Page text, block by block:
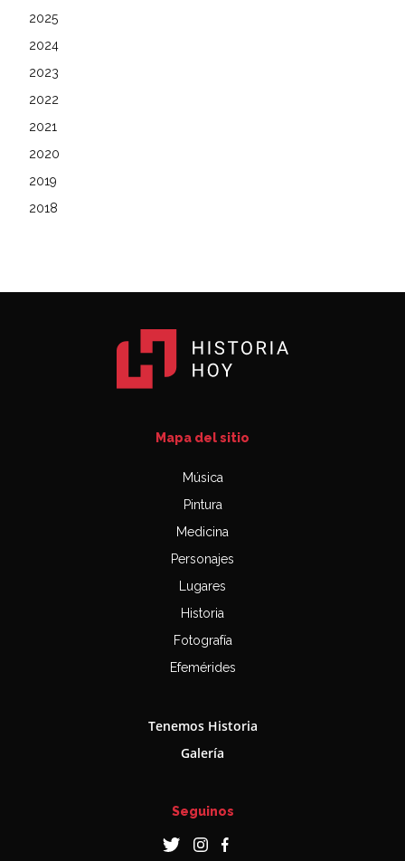
2025
2024
2023
2022
2021
2020
2019
2018
Mapa del sitio
Música
Pintura
Medicina
Personajes
Lugares
Historia
Fotografía
Efemérides
Tenemos Historia
Galería
Seguinos